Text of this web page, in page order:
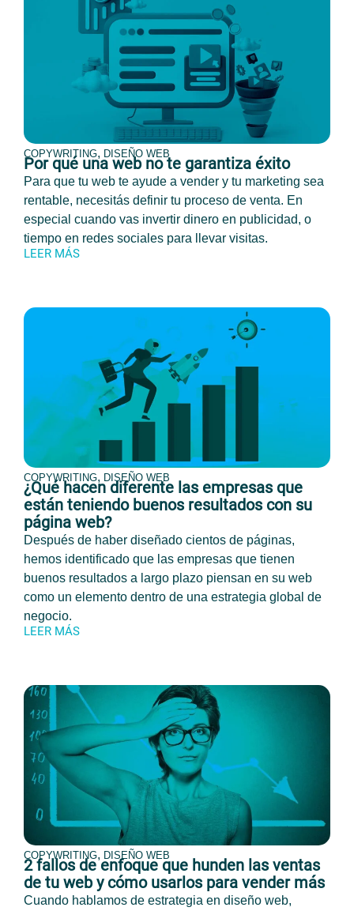
COPYWRITING, DISEÑO WEB
Por qué una web no te garantiza éxito
Para que tu web te ayude a vender y tu marketing sea
rentable, necesitás definir tu proceso de venta. En
especial cuando vas invertir dinero en publicidad, o
tiempo en redes sociales para llevar visitas.
LEER MÁS
COPYWRITING, DISEÑO WEB
¿Qué hacen diferente las empresas que
están teniendo buenos resultados con su
página web?
Después de haber diseñado cientos de páginas,
hemos identificado que las empresas que tienen
buenos resultados a largo plazo piensan en su web
como un elemento dentro de una estrategia global de
negocio.
LEER MÁS
COPYWRITING, DISEÑO WEB
2 fallos de enfoque que hunden las ventas
de tu web y cómo usarlos para vender más
Cuando hablamos de estrategia en diseño web,